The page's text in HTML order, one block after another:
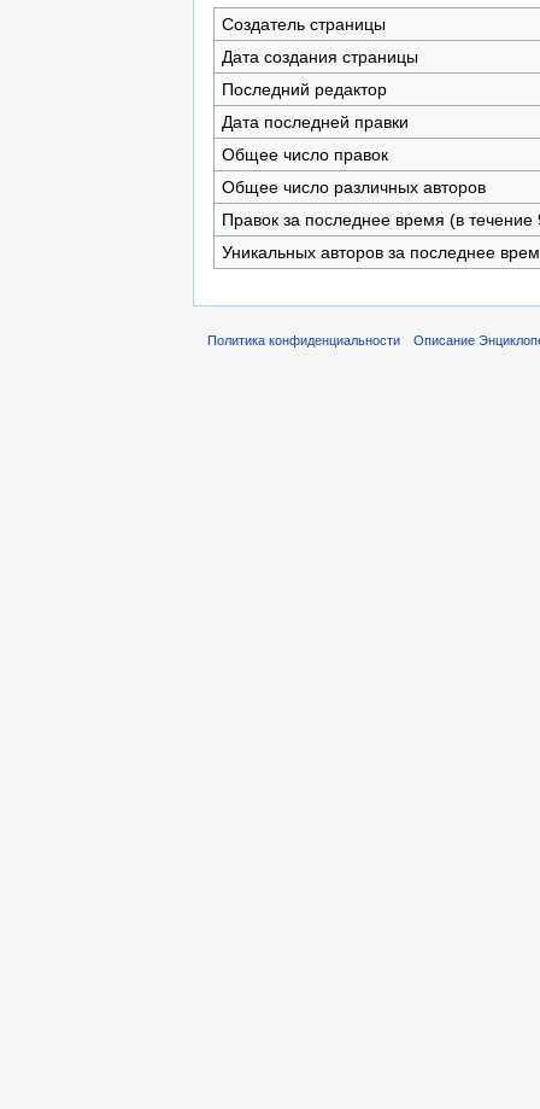
Создатель страницы
Дата создания страницы
Последний редактор
Дата последней правки
Общее число правок
Общее число различных авторов
Правок за последнее время (в течение
Уникальных авторов за последнее
Политика конфиденциальности Описание